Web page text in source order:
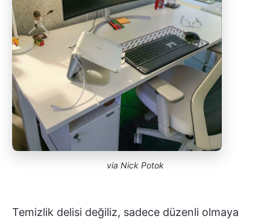
via Nick Potok
Temizlik delisi değiliz, sadece düzenli olmaya